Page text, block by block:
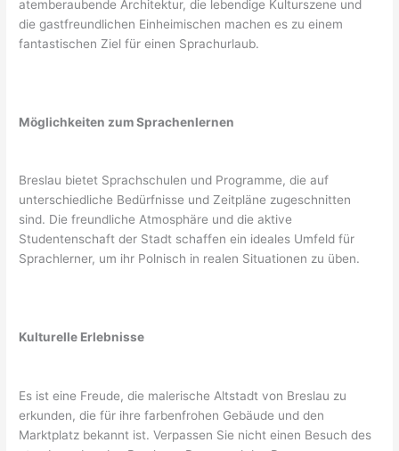
atemberaubende Architektur, die lebendige Kulturszene und
die gastfreundlichen Einheimischen machen es zu einem
fantastischen Ziel für einen Sprachurlaub.
Möglichkeiten zum Sprachenlernen
Breslau bietet Sprachschulen und Programme, die auf
unterschiedliche Bedürfnisse und Zeitpläne zugeschnitten
sind. Die freundliche Atmosphäre und die aktive
Studentenschaft der Stadt schaffen ein ideales Umfeld für
Sprachlerner, um ihr Polnisch in realen Situationen zu üben.
Kulturelle Erlebnisse
Es ist eine Freude, die malerische Altstadt von Breslau zu
erkunden, die für ihre farbenfrohen Gebäude und den
Marktplatz bekannt ist. Verpassen Sie nicht einen Besuch des